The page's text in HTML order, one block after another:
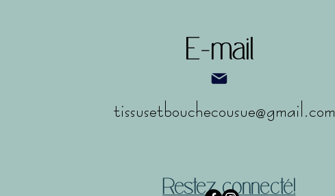
E-mail
tissusetbouchecousue@gmail.com
Restez connecté!